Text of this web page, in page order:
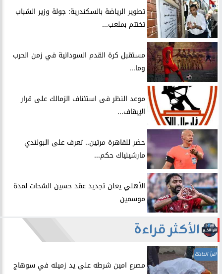
​تطوير الرياضة بالسكندرية: جولة وزير الشباب
تختتم بملعب...
مستقبل كرة القدم السودانية في زمن الحرب
وما...
موعد النظر فى استئناف الزمالك على قرار
الإيقاف...
حضر للقاهرة مرتين.. تعرف على البولندي
مارشينياك حكم...
الأهلي يعلن تجديد عقد حسين الشحات لمدة
موسمين
الأكثر قراءة
اقرأ الحادثة
مصرع امين شرطه على يد زميله في سوهاج